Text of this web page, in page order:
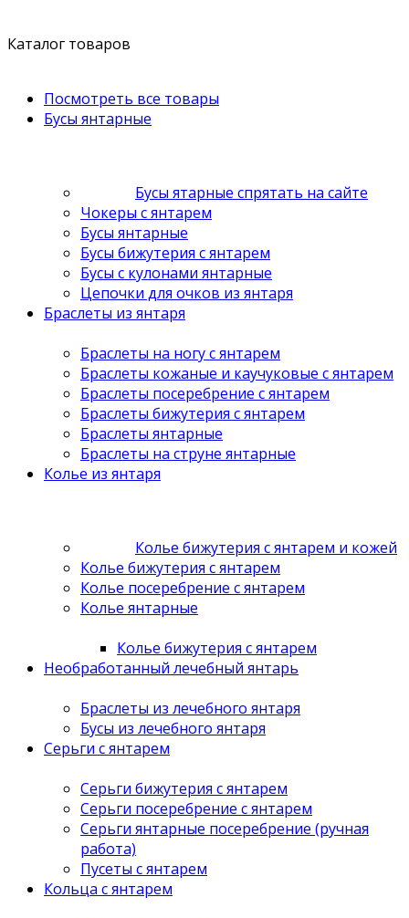
Каталог товаров
Посмотреть все товары
Бусы янтарные
Бусы ятарные спрятать на сайте
Чокеры с янтарем
Бусы янтарные
Бусы бижутерия с янтарем
Бусы с кулонами янтарные
Цепочки для очков из янтаря
Браслеты из янтаря
Браслеты на ногу с янтарем
Браслеты кожаные и каучуковые с янтарем
Браслеты посеребрение с янтарем
Браслеты бижутерия с янтарем
Браслеты янтарные
Браслеты на струне янтарные
Колье из янтаря
Колье бижутерия с янтарем и кожей
Колье бижутерия с янтарем
Колье посеребрение с янтарем
Колье янтарные
Колье бижутерия с янтарем
Необработанный лечебный янтарь
Браслеты из лечебного янтаря
Бусы из лечебного янтаря
Серьги с янтарем
Серьги бижутерия с янтарем
Серьги посеребрение с янтарем
Серьги янтарные посеребрение (ручная
работа)
Пусеты с янтарем
Кольца с янтарем